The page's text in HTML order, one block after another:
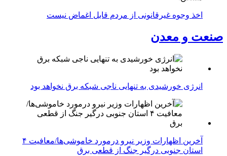
اخذ وجوه غیرقانونی از مردم قابل اغماض نیست
صنعت و معدن
انرژی خورشیدی به تنهایی ناجی شبکه برق نخواهد بود
آخرین اظهارات وزیر نیرو درمورد خاموشی‌ها/معافیت ۴
استان جنوبی درگیر جنگ از قطعی برق